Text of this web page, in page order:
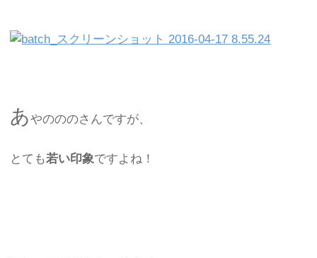
あやのののさんですが、
とても若い印象ですよね！